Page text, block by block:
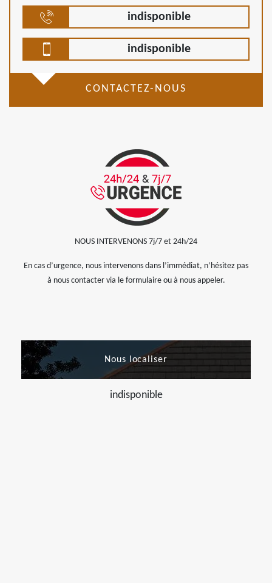
indisponible
indisponible
CONTACTEZ-NOUS
NOUS INTERVENONS 7j/7 et 24h/24
En cas d’urgence, nous intervenons dans l’immédiat, n’hésitez pas
à nous contacter via le formulaire ou à nous appeler.
Nous localiser
indisponible